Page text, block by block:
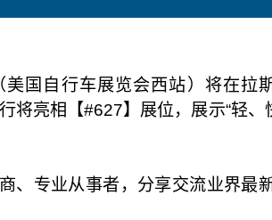
国自行车展览会西站）将在拉
亮相【#627】展位，展示“轻、
、专业从事者，分享交流业界最